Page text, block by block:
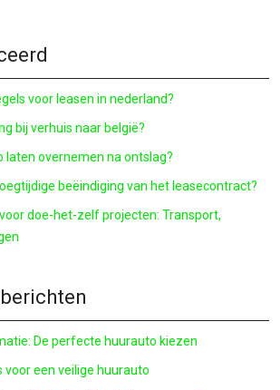
voor leasen in nederland?
bij verhuis naar belgië?
laten overnemen na ontslag?
beëindiging van het leasecontract?
doe-het-zelf projecten: Transport,
De perfecte huurauto kiezen
voor een veilige huurauto